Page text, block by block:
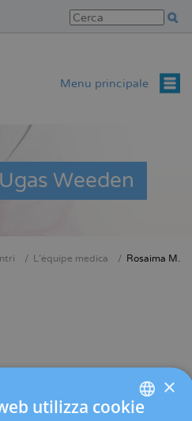
Menu principale
Weeden
L'équipe medica
Rosaima M.
×
utilizza cookie